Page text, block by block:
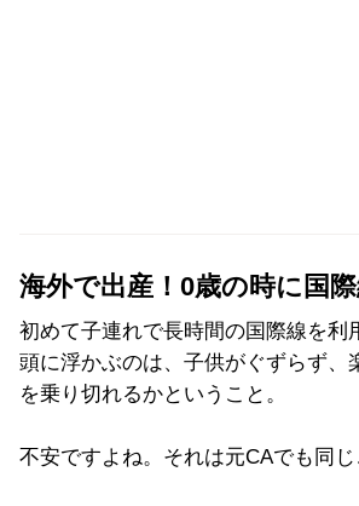
海外で出産！0歳の時に国
初めて子連れで長時間の国際線を利
頭に浮かぶのは、子供がぐずらず、
を乗り切れるかということ。
不安ですよね。それは元CAでも同じ